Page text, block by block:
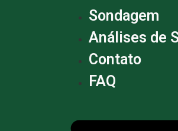
Sondagem
Análises de
Contato
FAQ